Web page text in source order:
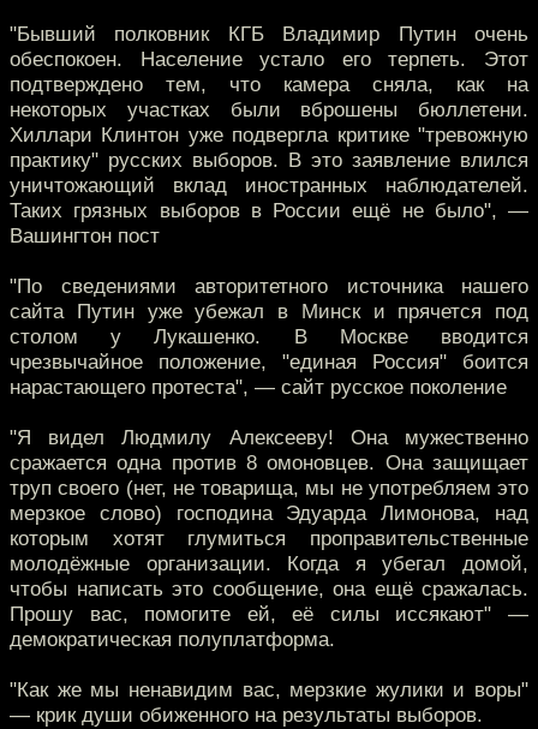
"Бывший полковник КГБ Владимир Путин очень
обеспокоен. Население устало его терпеть. Этот
подтверждено тем, что камера сняла, как на
некоторых участках были вброшены бюллетени.
Хиллари Клинтон уже подвергла критике "тревожную
практику" русских выборов. В это заявление влился
уничтожающий вклад иностранных наблюдателей.
Таких грязных выборов в России ещё не было", —
Вашингтон пост
"По сведениями авторитетного источника нашего
сайта Путин уже убежал в Минск и прячется под
столом у Лукашенко. В Москве вводится
чрезвычайное положение, "единая Россия" боится
нарастающего протеста", — сайт русское поколение
"Я видел Людмилу Алексееву! Она мужественно
сражается одна против 8 омоновцев. Она защищает
труп своего (нет, не товарища, мы не употребляем это
мерзкое слово) господина Эдуарда Лимонова, над
которым хотят глумиться проправительственные
молодёжные организации. Когда я убегал домой,
чтобы написать это сообщение, она ещё сражалась.
Прошу вас, помогите ей, её силы иссякают" —
демократическая полуплатформа.
"Как же мы ненавидим вас, мерзкие жулики и воры"
— крик души обиженного на результаты выборов.